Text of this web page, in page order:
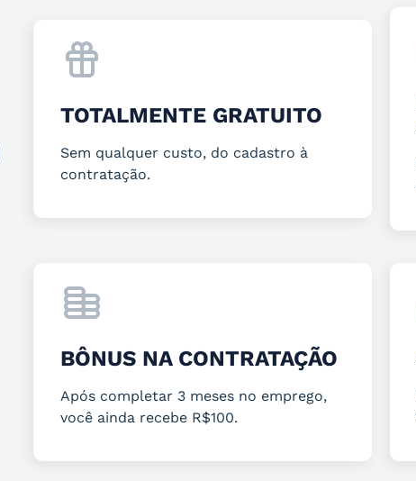
TOTALMENTE GRATUITO
Sem qualquer custo, do cadastro à
contratação.
BÔNUS NA CONTRATAÇÃO
Após completar 3 meses no emprego,
você ainda recebe R$100.